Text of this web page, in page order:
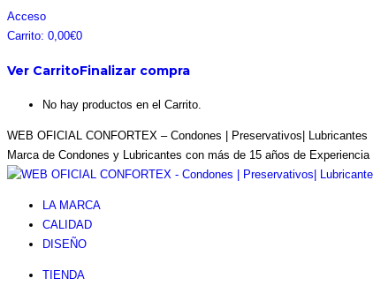
Saltar
al
Facebook
page
in
Instagram
page
in
Pinterest
page
in
Twitter
page
in
Acceso
Carrito: 0,00€0
Ver CarritoFinalizar compra
No hay productos en el Carrito.
WEB OFICIAL CONFORTEX – Condones | Preservativos| Lubricantes
Marca de Condones y Lubricantes con más de 15 años de
LA MARCA
CALIDAD
DISEÑO
TIENDA